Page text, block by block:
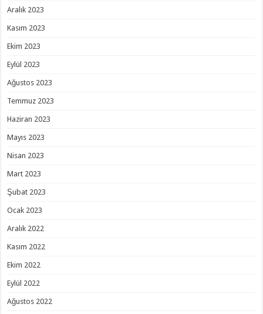
Aralık 2023
Kasım 2023
Ekim 2023
Eylül 2023
Ağustos 2023
Temmuz 2023
Haziran 2023
Mayıs 2023
Nisan 2023
Mart 2023
Şubat 2023
Ocak 2023
Aralık 2022
Kasım 2022
Ekim 2022
Eylül 2022
Ağustos 2022